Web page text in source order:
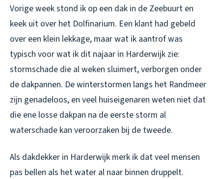
Vorige week stond ik op een dak in de Zeebuurt en
keek uit over het Dolfinarium. Een klant had gebeld
over een klein lekkage, maar wat ik aantrof was
typisch voor wat ik dit najaar in Harderwijk zie:
stormschade die al weken sluimert, verborgen onder
de dakpannen. De winterstormen langs het Randmeer
zijn genadeloos, en veel huiseigenaren weten niet dat
die ene losse dakpan na de eerste storm al
waterschade kan veroorzaken bij de tweede.
Als dakdekker in Harderwijk merk ik dat veel mensen
pas bellen als het water al naar binnen druppelt.